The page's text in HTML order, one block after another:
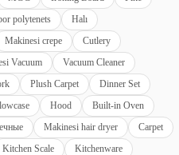
polytenets
Halı
Makinesi crepe
Cutlery
Vacuum
Vacuum Cleaner
Plush Carpet
Dinner Set
Hood
Built-in Oven
Makinesi hair dryer
Carpet
Kitchen Scale
Kitchenware